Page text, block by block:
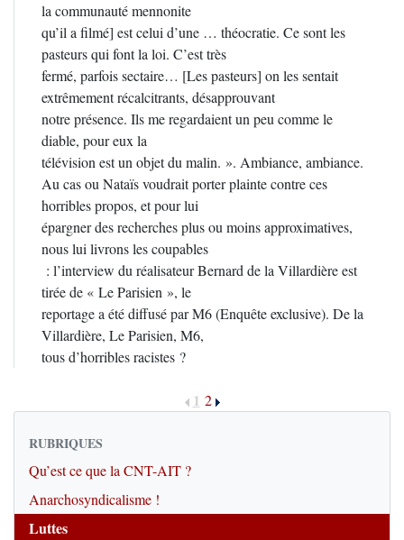
la communauté mennonite
qu’il a filmé] est celui d’une … théocratie. Ce sont les
pasteurs qui font la loi. C’est très
fermé, parfois sectaire… [Les pasteurs] on les sentait
extrêmement récalcitrants, désapprouvant
notre présence. Ils me regardaient un peu comme le
diable, pour eux la
télévision est un objet du malin. ». Ambiance, ambiance.
Au cas ou Nataïs voudrait porter plainte contre ces
horribles propos, et pour lui
épargner des recherches plus ou moins approximatives,
nous lui livrons les coupables
: l’interview du réalisateur Bernard de la Villardière est
tirée de « Le Parisien », le
reportage a été diffusé par M6 (Enquête exclusive). De la
Villardière, Le Parisien, M6,
tous d’horribles racistes ?
1 2
RUBRIQUES
Qu’est ce que la CNT-AIT ?
Anarchosyndicalisme !
Luttes